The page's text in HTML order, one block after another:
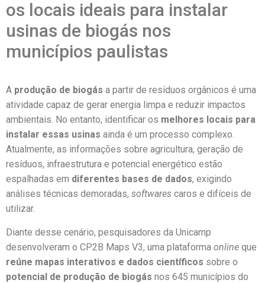
os locais ideais para instalar
usinas de biogás nos
municípios paulistas
A produção de biogás a partir de resíduos orgânicos é uma
atividade capaz de gerar energia limpa e reduzir impactos
ambientais. No entanto, identificar os melhores locais para
instalar essas usinas ainda é um processo complexo.
Atualmente, as informações sobre agricultura, geração de
resíduos, infraestrutura e potencial energético estão
espalhadas em diferentes bases de dados, exigindo
análises técnicas demoradas, softwares caros e difíceis de
utilizar.
Diante desse cenário, pesquisadores da Unicamp
desenvolveram o CP2B Maps V3, uma plataforma online que
reúne mapas interativos e dados científicos sobre o
potencial de produção de biogás nos 645 municípios do